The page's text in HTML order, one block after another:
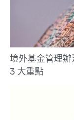
境外基金管理
3 大重點